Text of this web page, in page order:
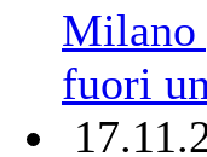
Milano
fuori